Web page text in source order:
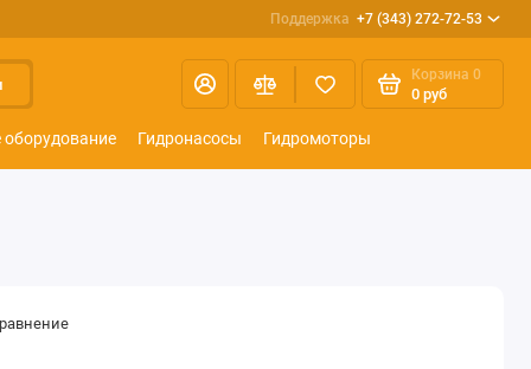
Поддержка +7 (343) 272-72-53
Корзина 0
0 руб
оборудование Гидронасосы Гидромоторы